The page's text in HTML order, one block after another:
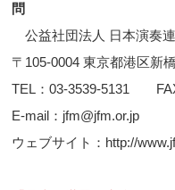
問
公益社団法人 日本演奏
〒105-0004 東京都港区新
TEL：03-3539-5131
E-mail：jfm@jfm.or.jp
ウェブサイト：http://